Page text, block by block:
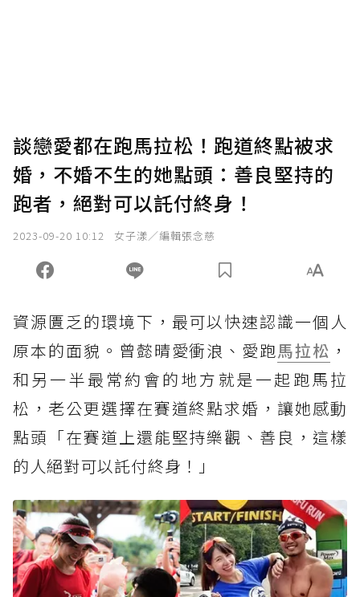
談戀愛都在跑馬拉松！跑道終點被求
婚，不婚不生的她點頭：善良堅持的
跑者，絕對可以託付終身！
2023-09-20 10:12 女子漾／編輯張念慈
資源匱乏的環境下，最可以快速認識一個人
原本的面貌。曾懿晴愛衝浪、愛跑馬拉松 ，
和另一半最常約會的地方就是一起跑馬拉
松，老公更選擇在賽道終點求婚，讓她感動
點頭「在賽道上還能堅持樂觀、善良，這樣
的人絕對可以託付終身！」